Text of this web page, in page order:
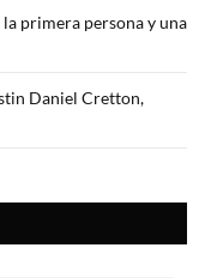
primera persona y una
Daniel Cretton,